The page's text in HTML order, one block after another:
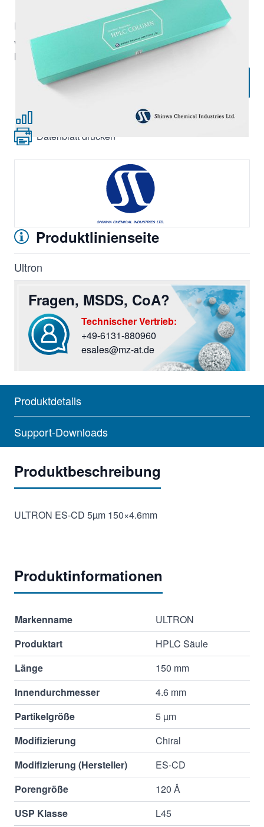
Exkl. 19% Steuern, exkl.Versandkosten
Verpackungseinheit:1 Stk.,
Mindestbestellmenge:1 Stück
Zur Vergleichsliste hinzufügen
Datenblatt drucken
Produktlinienseite
Ultron
Fragen, MSDS, CoA?
Sie haben Fragen? Rufen Sie uns an oder screiben
Technischer Vertrieb:
+49-6131-880960
esales@mz-at.de
Produktdetails
Support-Downloads
Produktbeschreibung
ULTRON ES-CD 5µm 150×4.6mm
Produktinformationen
Markenname
ULTRON
Produktart
HPLC Säule
Länge
150 mm
Innendurchmesser
4.6 mm
Partikelgröße
5 µm
Modifizierung
Chiral
Modifizierung (Hersteller)
ES-CD
Porengröße
120 Å
USP Klasse
L45